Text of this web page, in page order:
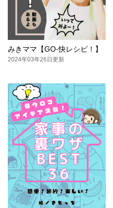
みきママ【GO-快レシピ！】
2024年03年26日更新